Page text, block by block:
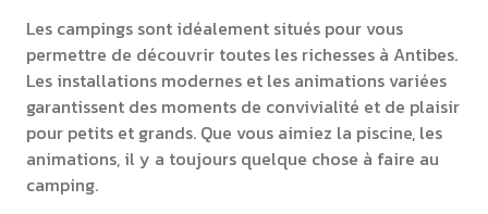
Les campings sont idéalement situés pour vous
permettre de découvrir toutes les richesses à Antibes.
Les installations modernes et les animations variées
garantissent des moments de convivialité et de plaisir
pour petits et grands. Que vous aimiez la piscine, les
animations, il y a toujours quelque chose à faire au
camping.